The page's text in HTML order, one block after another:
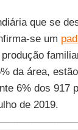
que se
se um
da área,
6% dos 917
de 2019.